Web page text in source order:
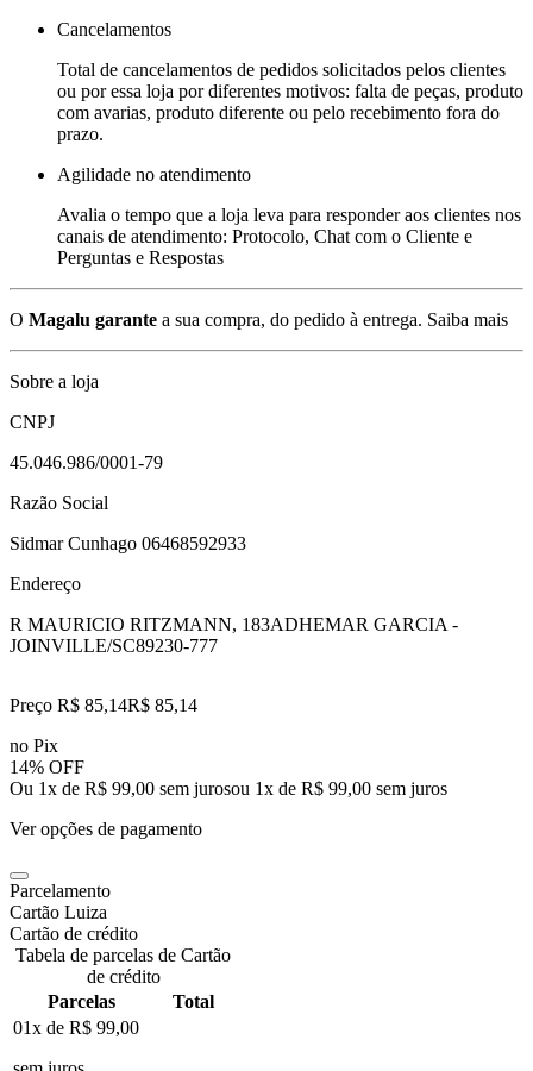
Cancelamentos
Total de cancelamentos de pedidos solicitados pelos clientes
ou por essa loja por diferentes motivos: falta de peças, produto
com avarias, produto diferente ou pelo recebimento fora do
prazo.
Agilidade no atendimento
Avalia o tempo que a loja leva para responder aos clientes nos
canais de atendimento: Protocolo, Chat com o Cliente e
Perguntas e Respostas
O Magalu garante a sua compra, do pedido à entrega. Saiba mais
Sobre a loja
CNPJ
45.046.986/0001-79
Razão Social
Sidmar Cunhago 06468592933
Endereço
R MAURICIO RITZMANN, 183ADHEMAR GARCIA -
JOINVILLE/SC89230-777
Preço R$ 85,14R$ 85,14
no Pix
14% OFF
Ou 1x de R$ 99,00 sem jurosou 1x de R$ 99,00 sem juros
Ver opções de pagamento
Parcelamento
Cartão Luiza
Cartão de crédito
Tabela de parcelas de Cartão
de crédito
Parcelas
Total
01x de R$ 99,00